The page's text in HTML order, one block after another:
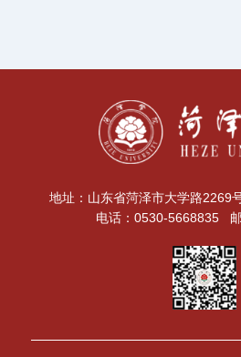
地址：山东省菏泽市大学路2269
电话：0530-5668835